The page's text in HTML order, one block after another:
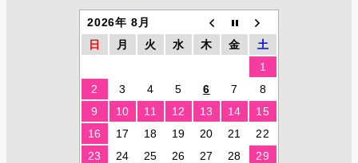
2026年 8月
日
月 火 水 木 金
土
1
2
3 4 5 6 7
8
9
10 11 12 13 14
15
16
17 18 19 20 21
22
23
24 25 26 27 28
29